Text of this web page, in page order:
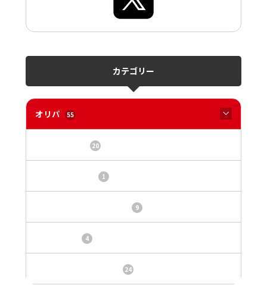
カテゴリー
オリパ 55
20
1
9
4
24